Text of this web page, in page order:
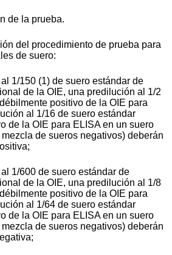
de la prueba.
del procedimiento de prueba para
de suero:
1/150 (1) de suero estándar de
de la OIE, una predilución al 1/2
positivo de la OIE para
al 1/16 de suero estándar
de la OIE para ELISA en un suero
de sueros negativos) deberán
1/600 de suero estándar de
de la OIE, una predilución al 1/8
positivo de la OIE para
al 1/64 de suero estándar
de la OIE para ELISA en un suero
de sueros negativos) deberán